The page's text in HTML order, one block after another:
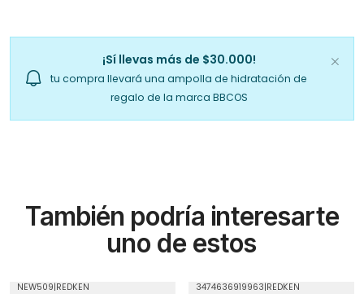
¡Sí llevas más de $30.000!
tu compra llevará una ampolla de hidratación de
regalo de la marca BBCOS
También podría interesarte
uno de estos
NEW509|REDKEN 3474636919963|REDKEN